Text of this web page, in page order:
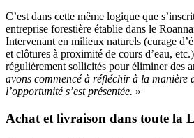
C’est dans cette même logique que
entreprise forestière établie dans le
Intervenant en milieux naturels (curage
et clôtures à proximité de cours d’eau,
régulièrement sollicités pour éliminer des
avons commencé à réfléchir à la manière
l’opportunité s’est présentée. »
Achat et livraison dans toute la